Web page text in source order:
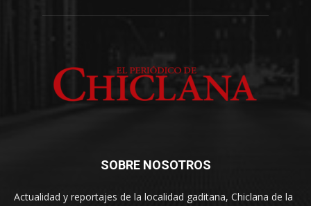
SOBRE NOSOTROS
Actualidad y reportajes de la localidad gaditana, Chiclana de la